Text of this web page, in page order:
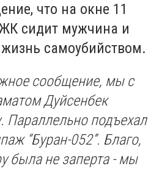
что на окне 11
сидит мужчина и
самоубийством.
сообщение, мы с
Дуйсенбек
Параллельно подъехал
“Буран-052”. Благо,
была не заперта - мы